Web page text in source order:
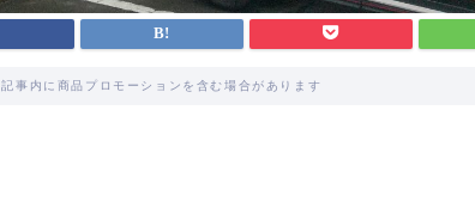
記事内に商品プロモーションを含む場合があります